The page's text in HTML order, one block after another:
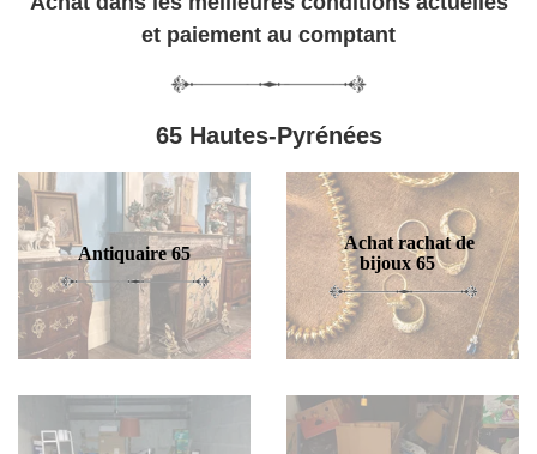
et paiement au comptant
65 Hautes-Pyrénées
Antiquaire 65
Achat rachat de
bijoux 65